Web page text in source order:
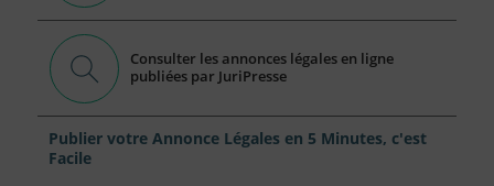
Consulter les annonces légales en ligne
publiées par JuriPresse
Publier votre Annonce Légales en 5 Minutes, c'est
Facile